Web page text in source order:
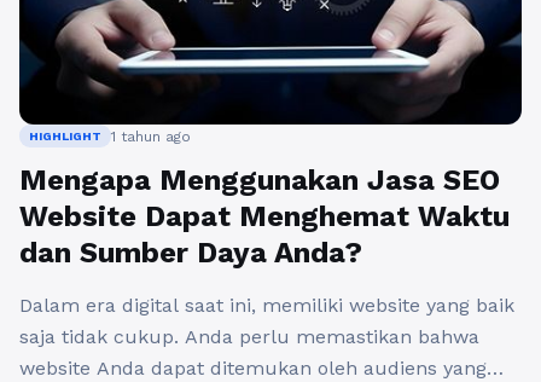
HIGHLIGHT 1 tahun ago
Mengapa Menggunakan Jasa SEO
Website Dapat Menghemat Waktu
dan Sumber Daya Anda?
Dalam era digital saat ini, memiliki website yang baik
saja tidak cukup. Anda perlu memastikan bahwa
website Anda dapat ditemukan oleh audiens yang